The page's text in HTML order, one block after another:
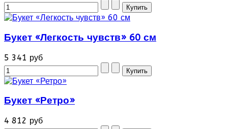
Букет «Легкость чувств» 60 см
5 341 руб
Букет «Ретро»
4 812 руб